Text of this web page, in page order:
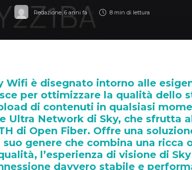
Redazione, 6 anni fa 8 min di lettura
Wifi è disegnato intorno alle
per ottimizzare la qualità dello
di contenuti in qualsiasi
Ultra Network di Sky, che sfrutta
di Open Fiber. Offre una
suo genere che combina una
l’esperienza di visione di
davvero stabile e